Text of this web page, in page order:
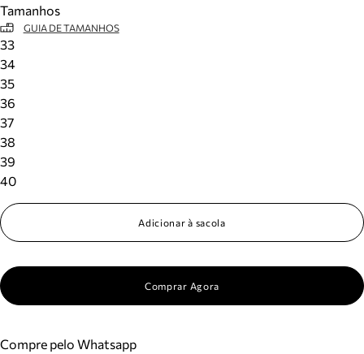
Tamanhos
GUIA DE TAMANHOS
33
34
35
36
37
38
39
40
Adicionar à sacola
Comprar Agora
Compre pelo Whatsapp